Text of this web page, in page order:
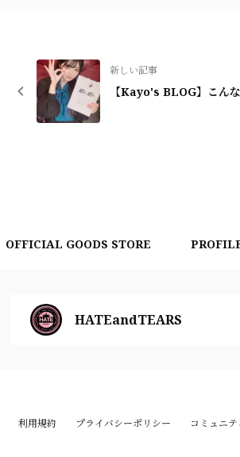
新しい記事
【Kayo's BLOG】こん
OFFICIAL GOODS STORE
HATEandTEARS
利用規約 プライバシーポリシー コミュニ